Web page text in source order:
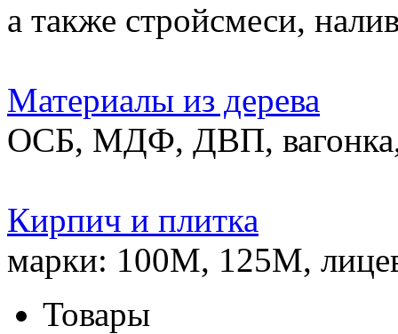
а также стройсмеси,
Материалы из дерева
ОСБ, МДФ, ДВП,
Кирпич и плитка
марки: 100М, 125М,
Товары